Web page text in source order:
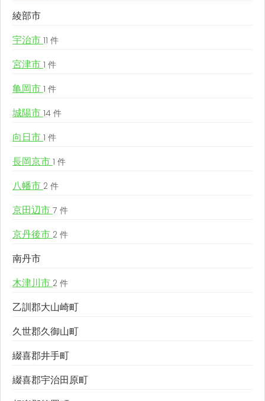
綾部市
宇治市 11 件
宮津市 1 件
亀岡市 1 件
城陽市 14 件
向日市 1 件
長岡京市 1 件
八幡市 2 件
京田辺市 7 件
京丹後市 2 件
南丹市
木津川市 2 件
乙訓郡大山崎町
久世郡久御山町
綴喜郡井手町
綴喜郡宇治田原町